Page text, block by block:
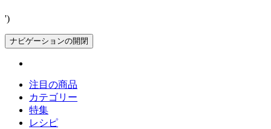
')
ナビゲーションの開閉
注目の商品
カテゴリー
特集
レシピ